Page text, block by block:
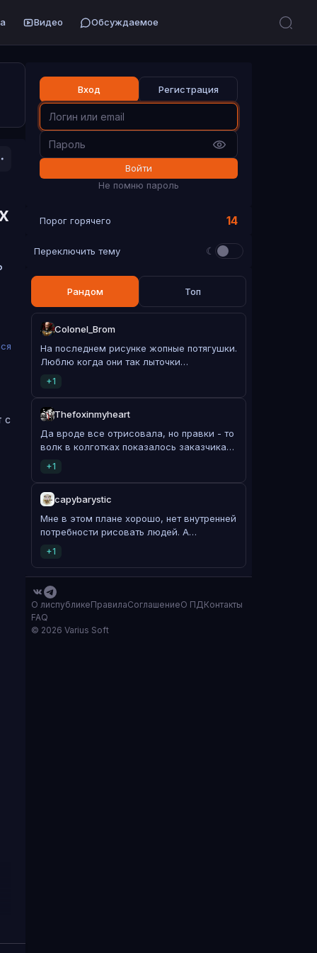
Видео Обсуждаемое
с
Вход Регистрация
Войти
Не помню пароль
Порог горячего 14
Переключить тему ☾
Рандом Топ
Colonel_Brom
На последнем рисунке жопные потягушки.
Люблю когда они так лыточки
+1
Thefoxinmyheart
Да вроде все отрисовала, но правки - то
волк в колготках показалось заказчикам,
нарисовать 🤦♀️
+1
capybarystic
Мне в этом плане хорошо, нет внутренней
потребности рисовать людей. А
+1
О лиспубликеПравилаСоглашениеО ПДКонтакты
FAQ
© 2026 Varius Soft